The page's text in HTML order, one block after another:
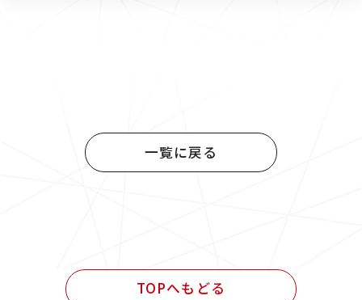
官公庁発注 設計・施工管理業務
民間発注 設計・施工管理業務
一覧に戻る
TOPへもどる